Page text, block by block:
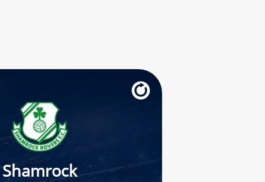
Shamrock